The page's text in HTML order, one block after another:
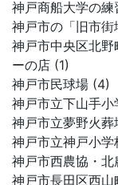
神戸商船大学の練
神戸市の「旧市
神戸市中央区北
ーの店 (1)
神戸市民球場 (4)
神戸市立下山手
神戸市立夢野火葬
神戸市立神戸小学
神戸市西農協・北
神戸市長田区西